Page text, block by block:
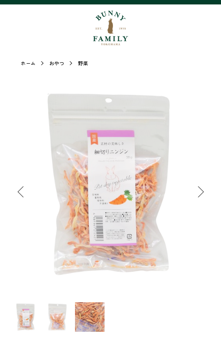
ホーム おやつ 野菜